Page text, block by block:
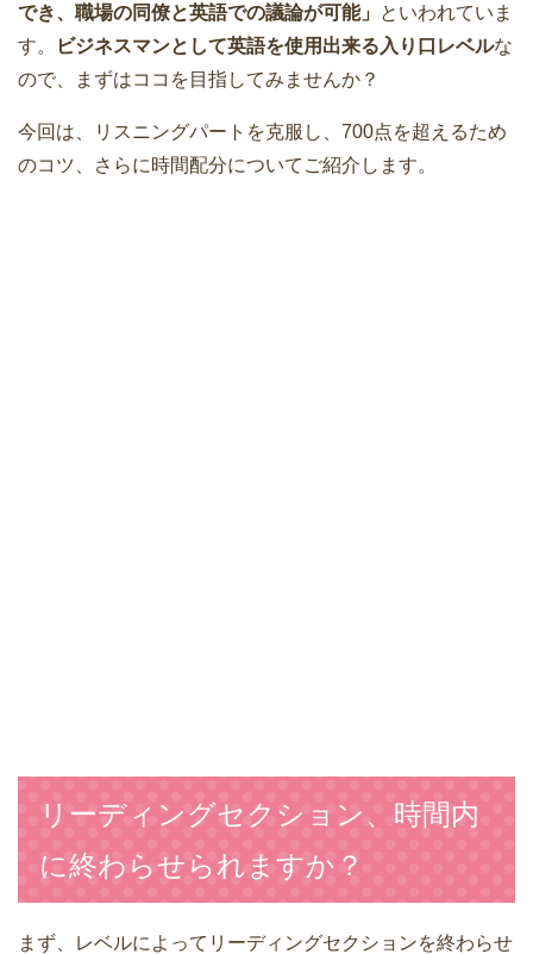
でき、職場の同僚と英語での議論が可能」 といわれていま
す。
ビジネスマンとして英語を使用出来る入り口レベルな
ので、まずはココを目指してみませんか？
今回は、リスニングパートを克服し、700点を超えるため
のコツ、さらに時間配分についてご紹介します。
リーディングセクション、時間内
に終わらせられますか？
まず、レベルによってリーディングセクションを終わらせ